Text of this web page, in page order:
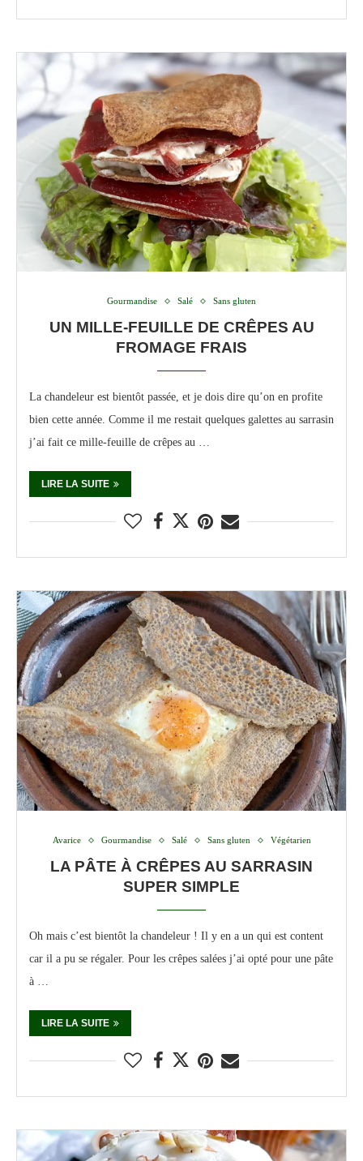
Gourmandise Salé Sans gluten
UN MILLE-FEUILLE DE CRÊPES AU
FROMAGE FRAIS
La chandeleur est bientôt passée, et je dois dire qu’on en profite
bien cette année. Comme il me restait quelques galettes au sarrasin
j’ai fait ce mille-feuille de crêpes au …
LIRE LA SUITE
Avarice Gourmandise Salé Sans gluten Végétarien
LA PÂTE À CRÊPES AU SARRASIN
SUPER SIMPLE
Oh mais c’est bientôt la chandeleur ! Il y en a un qui est content
car il a pu se régaler. Pour les crêpes salées j’ai opté pour une pâte
à …
LIRE LA SUITE